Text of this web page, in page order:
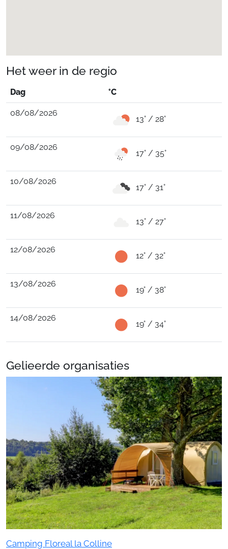
Het weer in de regio
Dag °C
08/08/2026
13° / 28°
09/08/2026
17° / 35°
10/08/2026
17° / 31°
11/08/2026
13° / 27°
12/08/2026
12° / 32°
13/08/2026
19° / 38°
14/08/2026
19° / 34°
Gelieerde organisaties
Camping Floreal la Colline